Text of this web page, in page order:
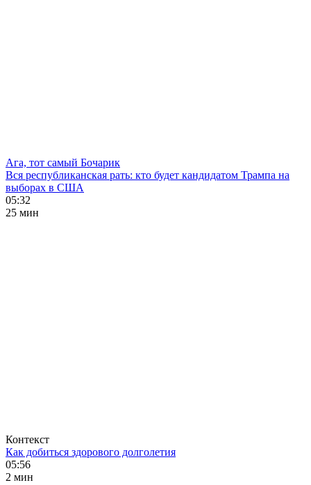
Ага, тот самый Бочарик
Вся республиканская рать: кто будет кандидатом Трампа на
выборах в США
05:32
25 мин
Контекст
Как добиться здорового долголетия
05:56
2 мин